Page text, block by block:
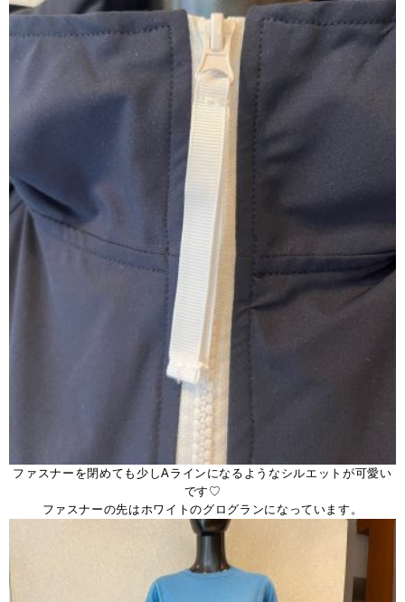
ファスナーを閉めても少しAラインになるようなシルエットが可愛い
です♡
ファスナーの先はホワイトのグログランになっています。